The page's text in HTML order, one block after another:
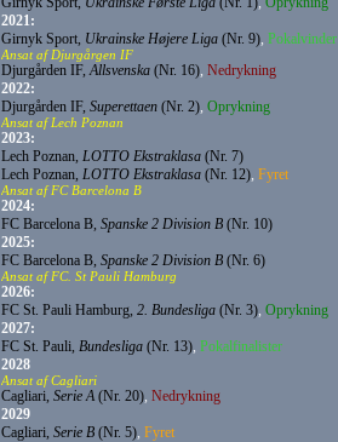
2021:
Girnyk Sport, Ukrainske Højere Liga(Nr. 9), Pokalvinder
Ansat af Djurgårgen IF
Djurgården IF, Allsvenska(Nr. 16), Nedrykning
2022:
Djurgården IF, Superettaen(Nr. 2), Oprykning
Ansat af Lech Poznan
2023:
Lech Poznan, LOTTO Ekstraklasa(Nr. 7)
Lech Poznan, LOTTO Ekstraklasa(Nr. 12), Fyret
Ansat af FC Barcelona B
2024:
FC Barcelona B, Spanske 2 Division B(Nr. 10)
2025:
FC Barcelona B, Spanske 2 Division B(Nr. 6)
Ansat af FC. St Pauli Hamburg
2026:
FC St. Pauli Hamburg, 2. Bundesliga(Nr. 3), Oprykning
2027:
FC St. Pauli, Bundesliga(Nr. 13), Pokalfinalister
2028
Ansat af Cagliari
Cagliari, Serie A(Nr. 20), Nedrykning
2029
Cagliari, Serie B(Nr. 5), Fyret